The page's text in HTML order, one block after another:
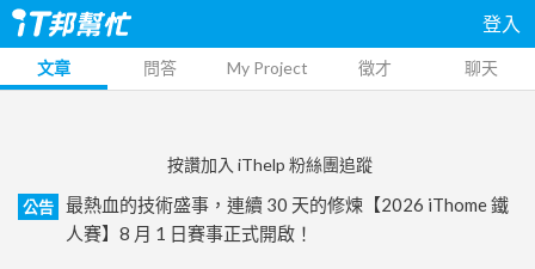
登入
文章 問答 My Project 徵才 聊天
按讚加入 iThelp 粉絲團追蹤
公告
最熱血的技術盛事，連續 30 天的修煉【2026 iThome 鐵
人賽】8 月 1 日賽事正式開啟！